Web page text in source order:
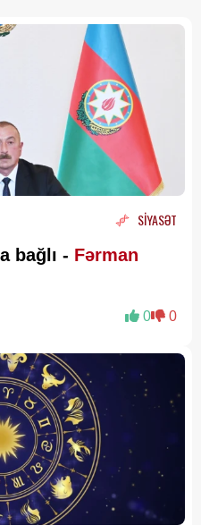
SİYASƏT
bağlı - Fərman
0 0